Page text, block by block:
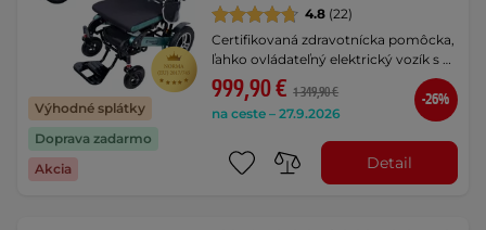
Výhodné splátky
Doprava zadarmo
Akcia
4.8 (22)
Certifikovaná zdravotnícka pomôcka,
ľahko ovládateľný elektrický vozík s …
999,90 € 1 349,90 €
na ceste – 27.9.2026
-26%
Detail